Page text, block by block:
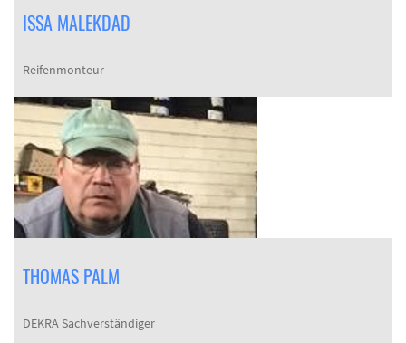
ISSA MALEKDAD
Reifenmonteur
THOMAS PALM
DEKRA Sachverständiger